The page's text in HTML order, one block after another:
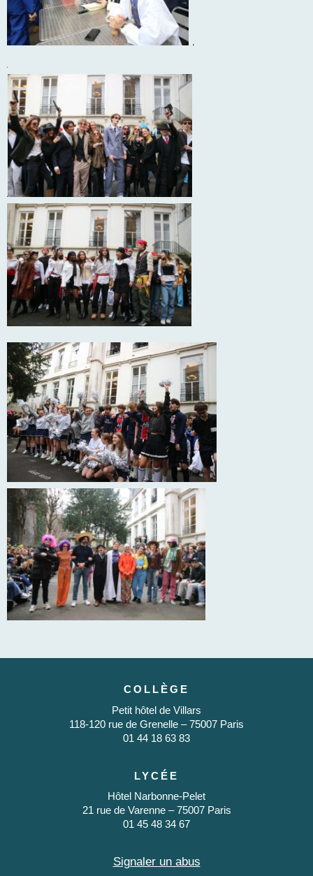
COLLÈGE
Petit hôtel de Villars
118-120 rue de Grenelle – 75007 Paris
01 44 18 63 83
LYCÉE
Hôtel Narbonne-Pelet
21 rue de Varenne – 75007 Paris
01 45 48 34 67
Signaler un abus